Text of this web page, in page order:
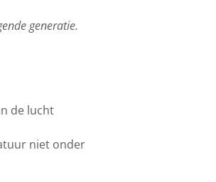
generatie.
de lucht
niet onder